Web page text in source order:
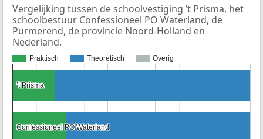
Vergelijking tussen de schoolvestiging ’t Prisma, het
schoolbestuur Confessioneel PO Waterland, de
Purmerend, de provincie Noord-Holland en
Nederland.
Praktisch Theoretisch Overig
’t Prisma
’t Prisma
Confessioneel PO Waterland
Confessioneel PO Waterland